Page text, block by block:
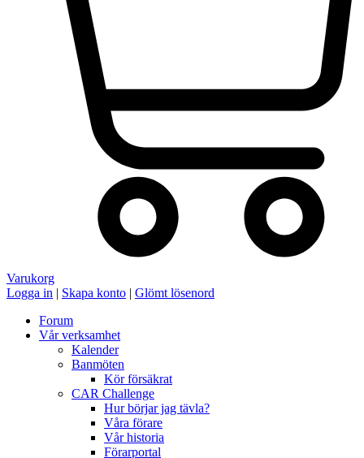
Varukorg
Logga in | Skapa konto | Glömt lösenord
Forum
Vår verksamhet
Kalender
Banmöten
Kör försäkrat
CAR Challenge
Hur börjar jag tävla?
Våra förare
Vår historia
Förarportal